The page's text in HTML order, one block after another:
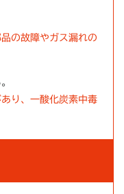
の故障やガス漏れの
り、一酸化炭素中毒